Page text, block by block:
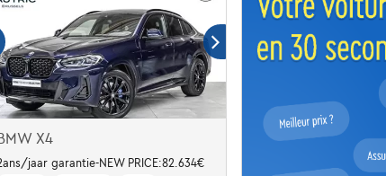
Garantie
X4
jaar garantie-NEW PRICE:82.634€